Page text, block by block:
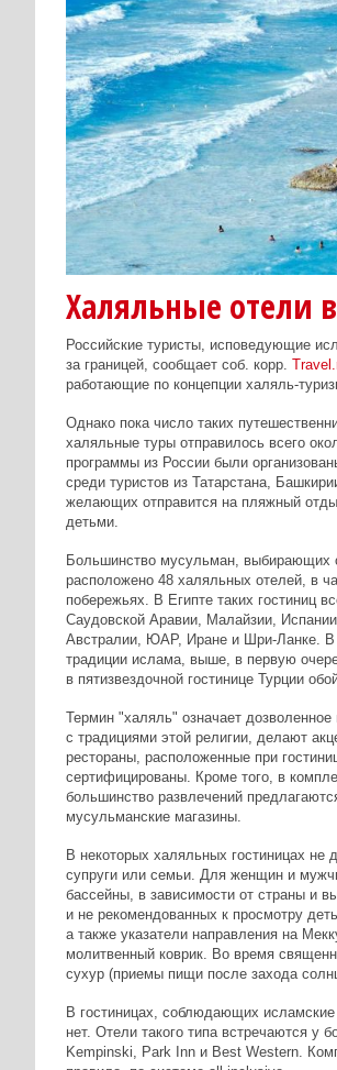
Халяльные отели
Российские туристы, исповедующие
за границей, сообщает соб. корр.
работающие по концепции халяль-
Однако пока число таких
халяльные туры отправилось всего
программы из России были
среди туристов из Татарстана,
желающих отправится на пляжный
детьми.
Большинство мусульман, выбирающих
расположено 48 халяльных отелей, в
побережьях. В Египте таких гостиниц
Саудовской Аравии, Малайзии,
Австралии, ЮАР, Иране и Шри-Ланке. В
традиции ислама, выше, в первую
в пятизвездочной гостинице Турции
Термин "халяль" означает
с традициями этой религии, делают
рестораны, расположенные при
сертифицированы. Кроме того, в
большинство развлечений
мусульманские магазины.
В некоторых халяльных гостиницах не
супруги или семьи. Для женщин и
бассейны, в зависимости от страны и
и не рекомендованных к просмотру
а также указатели направления на
молитвенный коврик. Во время
сухур (приемы пищи после захода
В гостиницах, соблюдающих
нет. Отели такого типа встречаются у
Kempinski, Park Inn и Best Western.